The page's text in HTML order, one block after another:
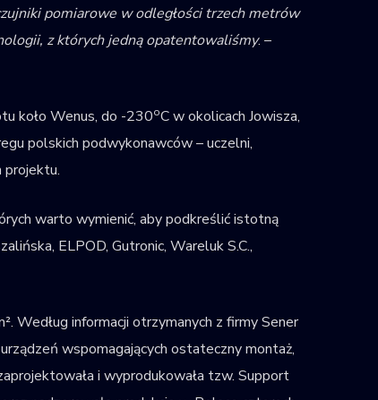
pomiarowe w odległości trzech metrów
z których jedną opatentowaliśmy. –
koło Wenus, do -230oC w okolicach Jowisza,
polskich podwykonawców – uczelni,
projektu.
warto wymienić, aby podkreślić istotną
ELPOD, Gutronic, Wareluk S.C.,
Według informacji otrzymanych z firmy Sener
wspomagających ostateczny montaż,
i wyprodukowała tzw. Support